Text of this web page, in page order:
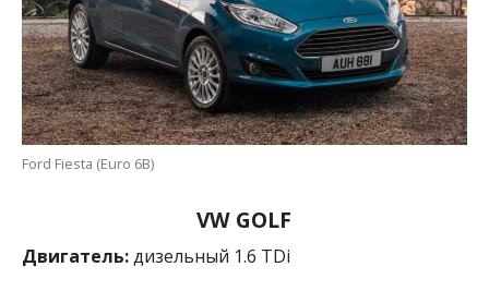
Ford Fiesta (Euro 6B)
VW GOLF
Двигатель:дизельный 1.6 TDi